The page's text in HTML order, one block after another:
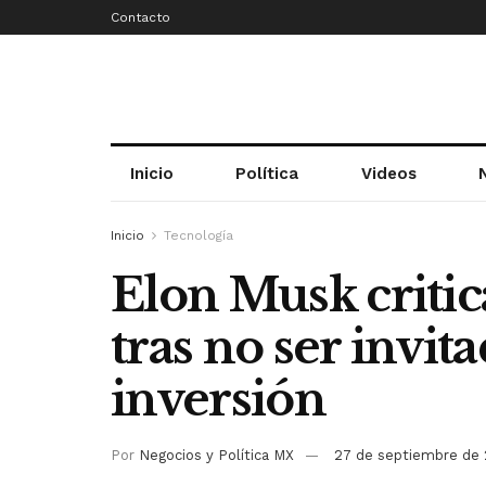
Contacto
Inicio Política Videos
Inicio Tecnología
Elon Musk
tras no ser
inversión
Por Negocios y Política MX 27 de septiembre de